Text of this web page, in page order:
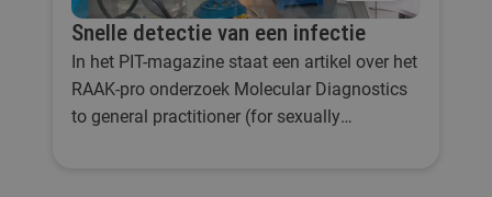
Snelle detectie van een infectie
In het PIT-magazine staat een artikel over het
RAAK-pro onderzoek Molecular Diagnostics
to general practitioner (for sexually